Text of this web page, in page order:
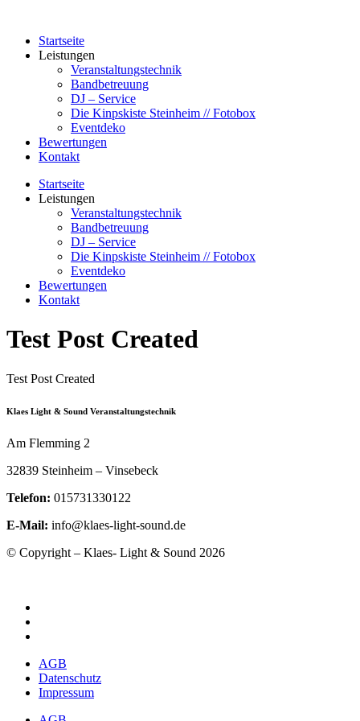
springenStartseite
Leistungen
Veranstaltungstechnik
Bandbetreuung
DJ – Service
Die Kinpskiste Steinheim // Fotobox
Eventdeko
Bewertungen
Kontakt
Startseite
Leistungen
Veranstaltungstechnik
Bandbetreuung
DJ – Service
Die Kinpskiste Steinheim // Fotobox
Eventdeko
Bewertungen
Kontakt
Test Post Created
Test Post Created
Klaes Light & Sound Veranstaltungstechnik
Am Flemming 2
32839 Steinheim – Vinsebeck
Telefon: 015731330122
E-Mail: info@klaes-light-sound.de
© Copyright – Klaes- Light & Sound 2026
AGB
Datenschutz
Impressum